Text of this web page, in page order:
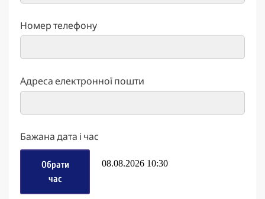
Номер телефону
Адреса електронної пошти
Бажана дата і час
Обрати
час